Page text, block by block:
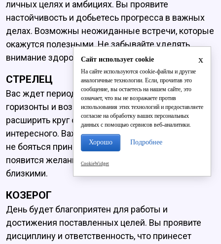
личных целях и амбициях. Вы проявите
настойчивость и добьетесь прогресса в важных
делах. Возможны неожиданные встречи, которые
окажутся полезными. Не забывайте уделять
внимание здоровью и отдыху.
СТРЕЛЕЦ
Вас ждет период, когда откроются новые
горизонты и возможности. Вы сможете
расширить круг общения и узнать много
интересного. Важно будет сохранять оптимизм и
не бояться принимать решения. Вечером
появится желание поделиться впечатлениями с
близкими.
КОЗЕРОГ
День будет благоприятен для работы и
достижения поставленных целей. Вы проявите
дисциплину и ответственность, что принесет
x
Сайт использует cookie
На сайте используются cookie-файлы и другие
аналогичные технологии. Если, прочитав это
сообщение, вы остаетесь на нашем сайте, это
означает, что вы не возражаете против
использования этих технологий и предоставляете
согласие на обработку ваших персональных
данных с помощью сервисов веб-аналитики.
Хорошо Подробнее
CookieWidget